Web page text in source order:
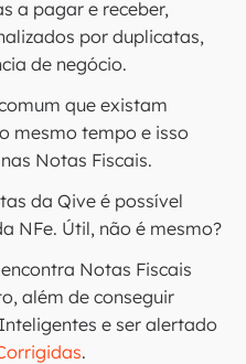
a pagar e receber,
por duplicatas,
de negócio.
que existam
mesmo tempo e isso
Notas Fiscais.
da Qive é possível
NFe. Útil, não é mesmo?
Notas Fiscais
além de conseguir
e ser alertado
.